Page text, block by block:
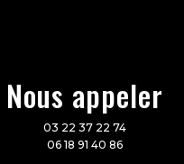
Nous appeler
03 22 37 22 74
06 18 91 40 86